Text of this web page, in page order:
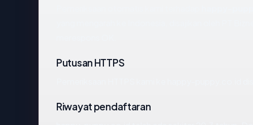
Putusan HTTPS
Riwayat pendaftaran